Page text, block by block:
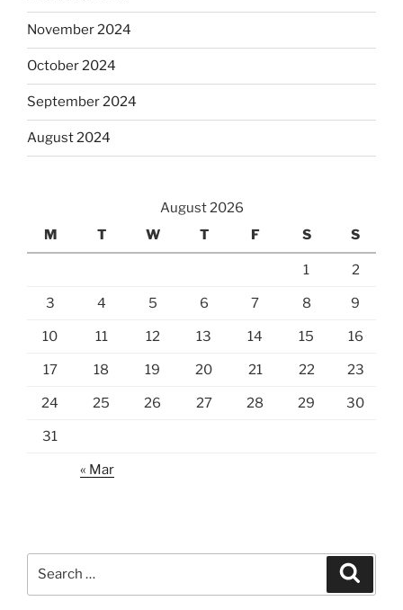
November 2024
October 2024
September 2024
August 2024
August 2026
M
T W T F S S
1 2
3 4 5 6 7 8 9
10 11 12 13 14 15 16
17 18 19 20 21 22 23
24 25 26 27 28 29 30
31
« Mar